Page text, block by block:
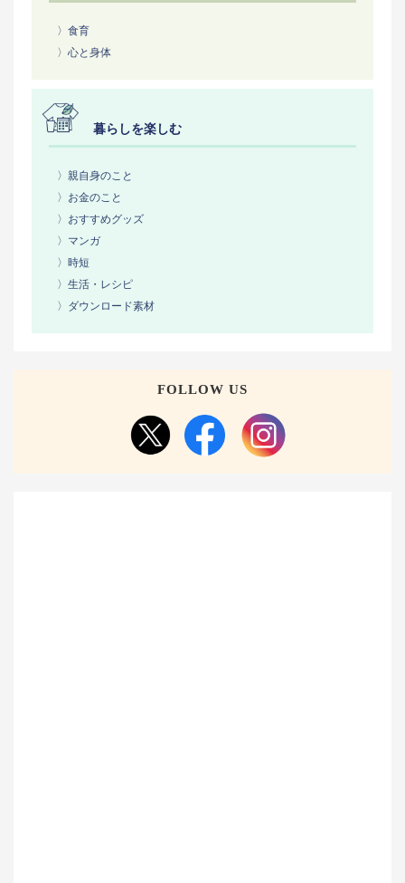
〉食育
〉心と身体
暮らしを楽しむ
〉親自身のこと
〉お金のこと
〉おすすめグッズ
〉マンガ
〉時短
〉生活・レシピ
〉ダウンロード素材
FOLLOW US